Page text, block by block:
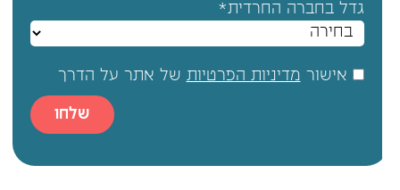
גדל בחברה החרדית*
אישורמדיניות הפרטיותשל אתר על הדרך